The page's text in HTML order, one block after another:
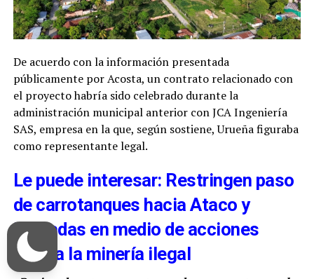
De acuerdo con la información presentada
públicamente por Acosta, un contrato relacionado con
el proyecto habría sido celebrado durante la
administración municipal anterior con JCA Ingeniería
SAS, empresa en la que, según sostiene, Urueña figuraba
como representante legal.
Le puede interesar: Restringen paso
de carrotanques hacia Ataco y
Planadas en medio de acciones
contra la minería ilegal